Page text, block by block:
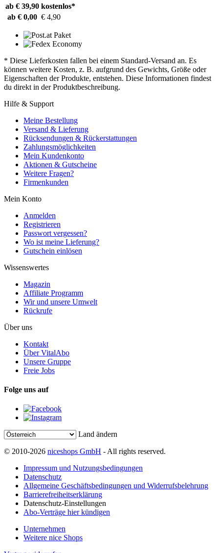
ab € 39,90 kostenlos*
ab € 0,00 € 4,90
* Diese Lieferkosten fallen bei einem Standard-Versand an. Es
können weitere Kosten, z. B. aufgrund des Gewichts, Größe oder
Eigenschaften der Produkte, entstehen. Diese Informationen findest
du direkt in der Produktbeschreibung.
Hilfe & Support
Meine Bestellung
Versand & Lieferung
Rücksendungen & Rückerstattungen
Zahlungsmöglichkeiten
Mein Kundenkonto
Aktionen & Gutscheine
Weitere Fragen?
Firmenkunden
Mein Konto
Anmelden
Registrieren
Passwort vergessen?
Wo ist meine Lieferung?
Gutschein einlösen
Wissenswertes
Magazin
Affiliate Programm
Wir und unsere Umwelt
Rückrufe
Über uns
Kontakt
Über VitalAbo
Unsere Gruppe
Freie Jobs
Folge uns auf
Land ändern
© 2010-2026 niceshops GmbH - All rights reserved.
Impressum und Nutzungsbedingungen
Datenschutz
Allgemeine Geschäftsbedingungen und Widerrufsbelehrung
Barrierefreiheitserklärung
Datenschutz-Einstellungen
Abo-Verträge hier kündigen
Unternehmen
Weitere nice Shops